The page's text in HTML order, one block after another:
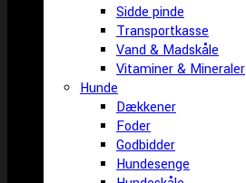
Sidde pinde
Transportkasse
Vand & Madskåle
Vitaminer & Mineraler
Hunde
Dækkener
Foder
Godbidder
Hundesenge